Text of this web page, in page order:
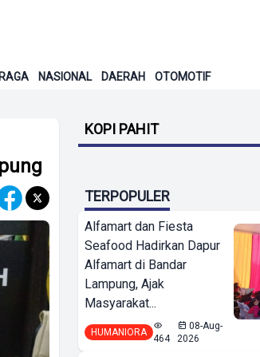
NASIONAL DAERAH OTOMOTIF
KOPI PAHIT
TERPOPULER
Alfamart dan Fiesta
Seafood Hadirkan Dapur
Alfamart di Bandar
Lampung, Ajak
Masyarakat...
HUMANIORA
464
08-Aug-
2026